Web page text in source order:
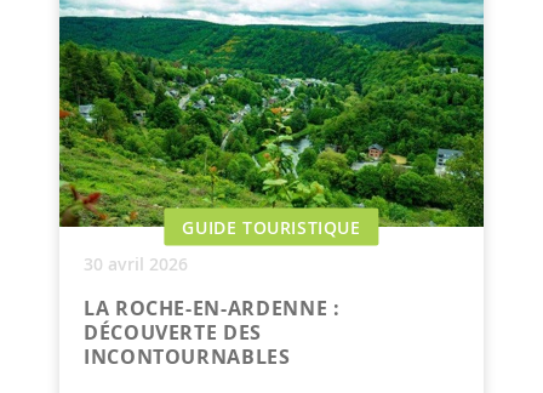
GUIDE TOURISTIQUE
30 avril 2026
LA ROCHE-EN-ARDENNE :
DÉCOUVERTE DES
INCONTOURNABLES